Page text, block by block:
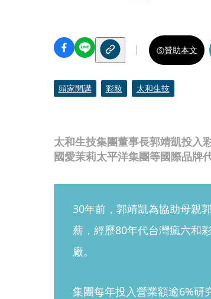
太和生技集團董事長郭靖凱投
國愛茉莉太平洋集團等國際品牌
贊助本文
頭家開講 彩妝 太和生技
30年前，郭靖凱為協助母親
薪，經歷80年代台灣瘋六和
廠。
集團每年投入營業額逾6%研